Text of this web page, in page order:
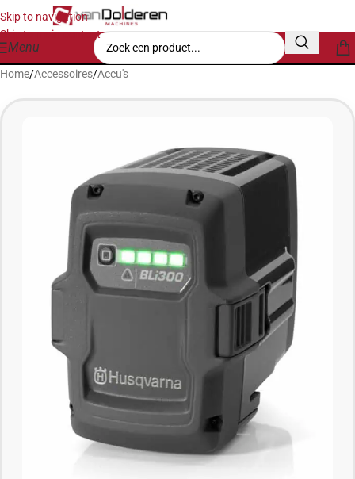
Skip to navigation
Skip to main content
Menu
Home/Accessoires/Accu's